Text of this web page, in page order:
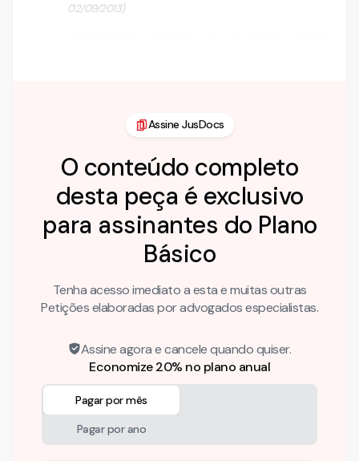
02/09/2013)
Assine JusDocs
O conteúdo completo
desta peça é exclusivo
para assinantes do Plano
Básico
Tenha acesso imediato a esta e muitas outras
Petições elaboradas por advogados especialistas.
Assine agora e cancele quando quiser.
Economize 20% no plano anual
Pagar por mês
Pagar por ano